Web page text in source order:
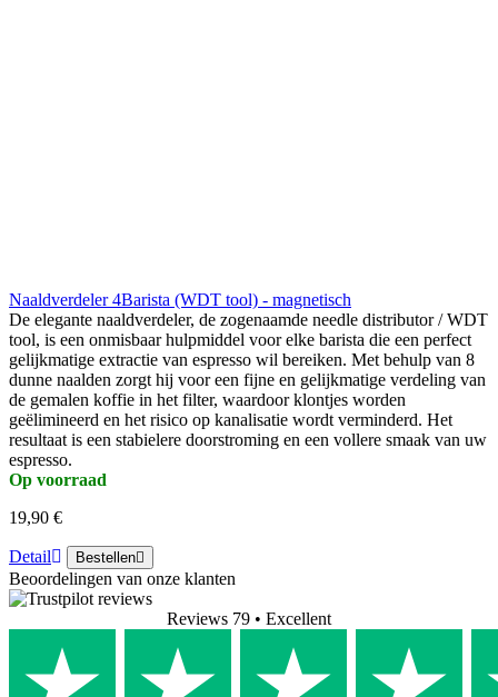
Naaldverdeler 4Barista (WDT tool) - magnetisch
De elegante naaldverdeler, de zogenaamde needle distributor / WDT
tool, is een onmisbaar hulpmiddel voor elke barista die een perfect
gelijkmatige extractie van espresso wil bereiken. Met behulp van 8
dunne naalden zorgt hij voor een fijne en gelijkmatige verdeling van
de gemalen koffie in het filter, waardoor klontjes worden
geëlimineerd en het risico op kanalisatie wordt verminderd. Het
resultaat is een stabielere doorstroming en een vollere smaak van uw
espresso.
Op voorraad
19,90 €
Detail Bestellen
Beoordelingen van onze klanten
Reviews 79 • Excellent